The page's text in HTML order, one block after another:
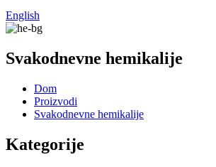
English
Svakodnevne hemikalije
Dom
Proizvodi
Svakodnevne hemikalije
Kategorije